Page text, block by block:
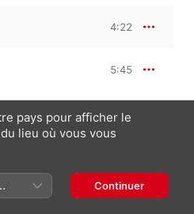
4:22
5:45
pays pour afficher le
lieu où vous vous
Continuer